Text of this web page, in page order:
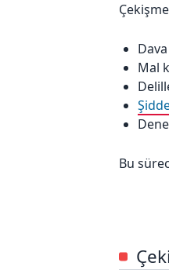
Dava
Mal
Bu